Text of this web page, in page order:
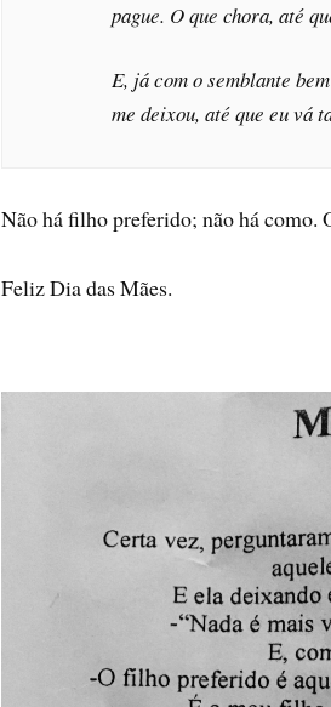
pague. O que chora, até
E, já com o semblante
me deixou, até que eu vá
Não há filho preferido; não há como.
Feliz Dia das Mães.